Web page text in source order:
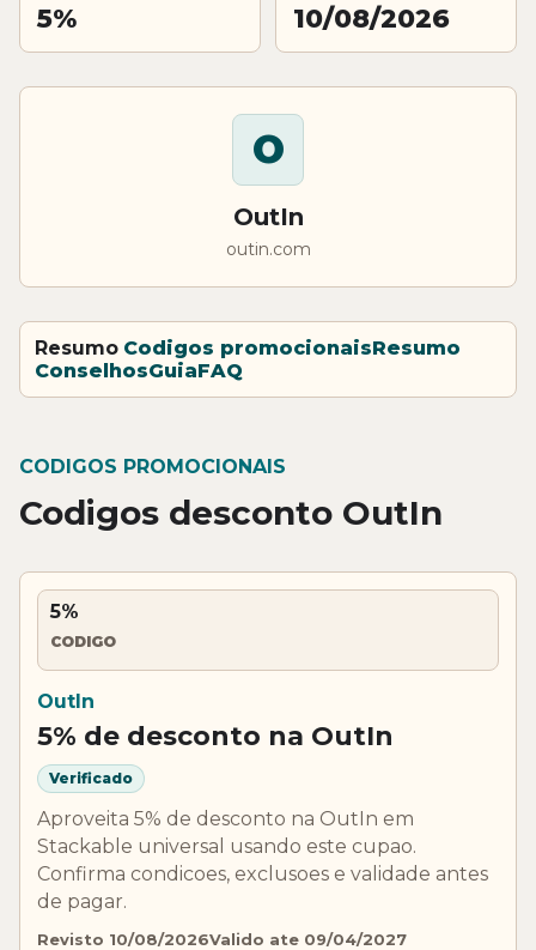
5% 10/08/2026
O
OutIn
outin.com
Resumo Codigos promocionaisResumo
ConselhosGuiaFAQ
CODIGOS PROMOCIONAIS
Codigos desconto OutIn
5%
CODIGO
OutIn
5% de desconto na OutIn
Verificado
Aproveita 5% de desconto na OutIn em
Stackable universal usando este cupao.
Confirma condicoes, exclusoes e validade antes
de pagar.
Revisto 10/08/2026Valido ate 09/04/2027